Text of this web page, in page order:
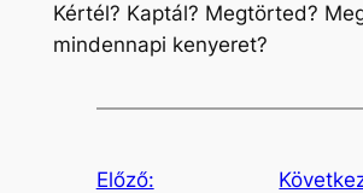
Kértél? Kaptál? Megtörted?
mindennapi kenyeret?
Előző: